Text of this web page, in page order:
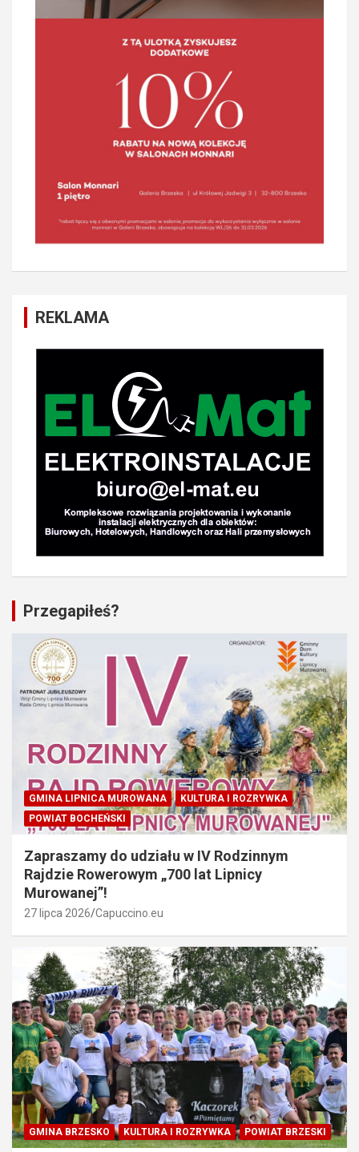
REKLAMA
Przegapiłeś?
GMINA LIPNICA MUROWANA
KULTURA I ROZRYWKA
POWIAT BOCHEŃSKI
Zapraszamy do udziału w IV Rodzinnym
Rajdzie Rowerowym „700 lat Lipnicy
Murowanej”!
27 lipca 2026 Capuccino.eu
GMINA BRZESKO KULTURA I ROZRYWKA POWIAT BRZESKI